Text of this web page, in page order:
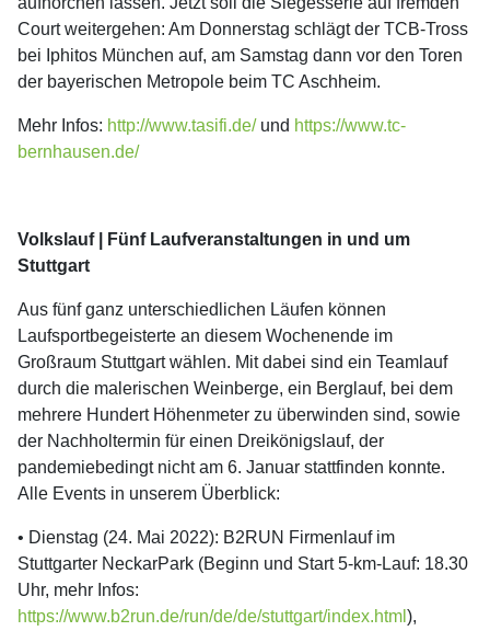
Court weitergehen: Am Donnerstag schlägt der TCB-Tross
bei Iphitos München auf, am Samstag dann vor den Toren
der bayerischen Metropole beim TC Aschheim.
Mehr Infos: http://www.tasifi.de/und https://www.tc-
bernhausen.de/
Volkslauf | Fünf Laufveranstaltungen in und um
Stuttgart
Aus fünf ganz unterschiedlichen Läufen können
Laufsportbegeisterte an diesem Wochenende im
Großraum Stuttgart wählen. Mit dabei sind ein Teamlauf
durch die malerischen Weinberge, ein Berglauf, bei dem
mehrere Hundert Höhenmeter zu überwinden sind, sowie
der Nachholtermin für einen Dreikönigslauf, der
pandemiebedingt nicht am 6. Januar stattfinden konnte.
Alle Events in unserem Überblick:
• Dienstag (24. Mai 2022): B2RUN Firmenlauf im
Stuttgarter NeckarPark (Beginn und Start 5-km-Lauf: 18.30
Uhr, mehr Infos:
https://www.b2run.de/run/de/de/stuttgart/index.html ),